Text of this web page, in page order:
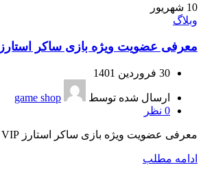
10 شهریور
وبلاگ
معرفی عضویت ویژه بازی ساکر استارز Soccerstars VIP
30 فروردین 1401
ارسال شده توسط
game shop
0 نظر
معرفی عضویت ویژه بازی ساکر استارز Soccerstars VIP
ادامه مطلب